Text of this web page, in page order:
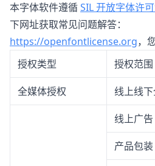
本字体软件遵循SIL 开放字体许
下网址获取常见问题解答：
https://openfontlicense.org，
授权类型
授权范围
全媒体授权 线上线
线上广告
产品包装